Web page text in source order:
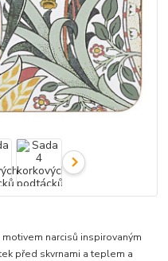
narcisů inspirovaným
před skvrnami a teplem a